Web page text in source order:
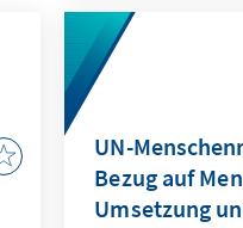
Genfer
das
UN-
Bezug auf
Umsetzung